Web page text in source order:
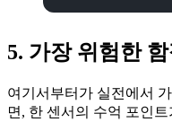
5. 가장 위험한
여기서부터가 실전에서
면, 한 센서의 수억 포인